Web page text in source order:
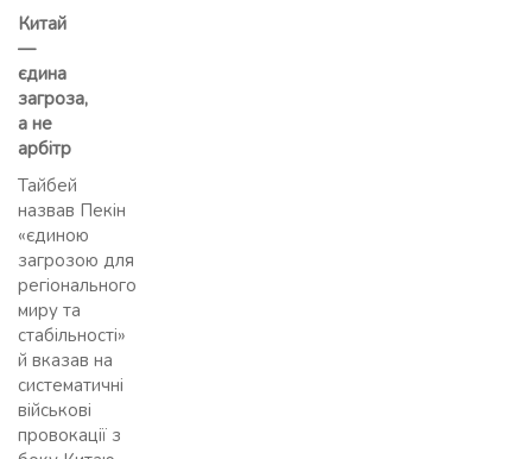
Китай
—
єдина
загроза,
а не
арбітр
Тайбей
назвав Пекін
«єдиною
загрозою для
регіонального
миру та
стабільності»
й вказав на
систематичні
військові
провокації з